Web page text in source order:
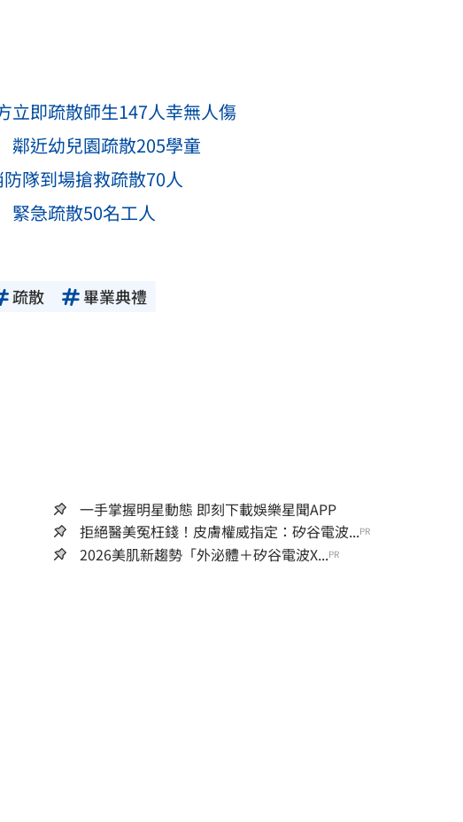
立即疏散師生147人幸無人傷
近幼兒園疏散205學童
隊到場搶救疏散70人
急疏散50名工人
疏散 畢業典禮
一手掌握明星動態 即刻下載娛樂星聞APP
拒絕醫美冤枉錢！皮膚權威指定：矽谷電波...PR
2026美肌新趨勢「外泌體＋矽谷電波X...PR